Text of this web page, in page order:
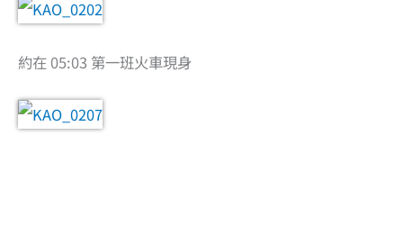
約在 05:03 第一班火車現身